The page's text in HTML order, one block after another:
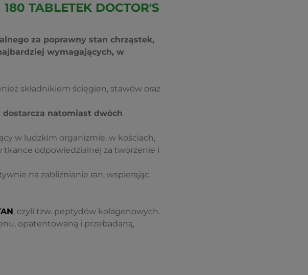
TABLETEK DOCTOR'S
za poprawny stan chrząstek,
wymagających, w
składnikiem ścięgien, stawów oraz
natomiast dwóch
w ludzkim organizmie, w kościach,
tkance odpowiedzialnej za tworzenie i
na zabliźnianie ran, wspierając
, czyli tzw. peptydów kolagenowych.
opatentowaną i przebadaną,